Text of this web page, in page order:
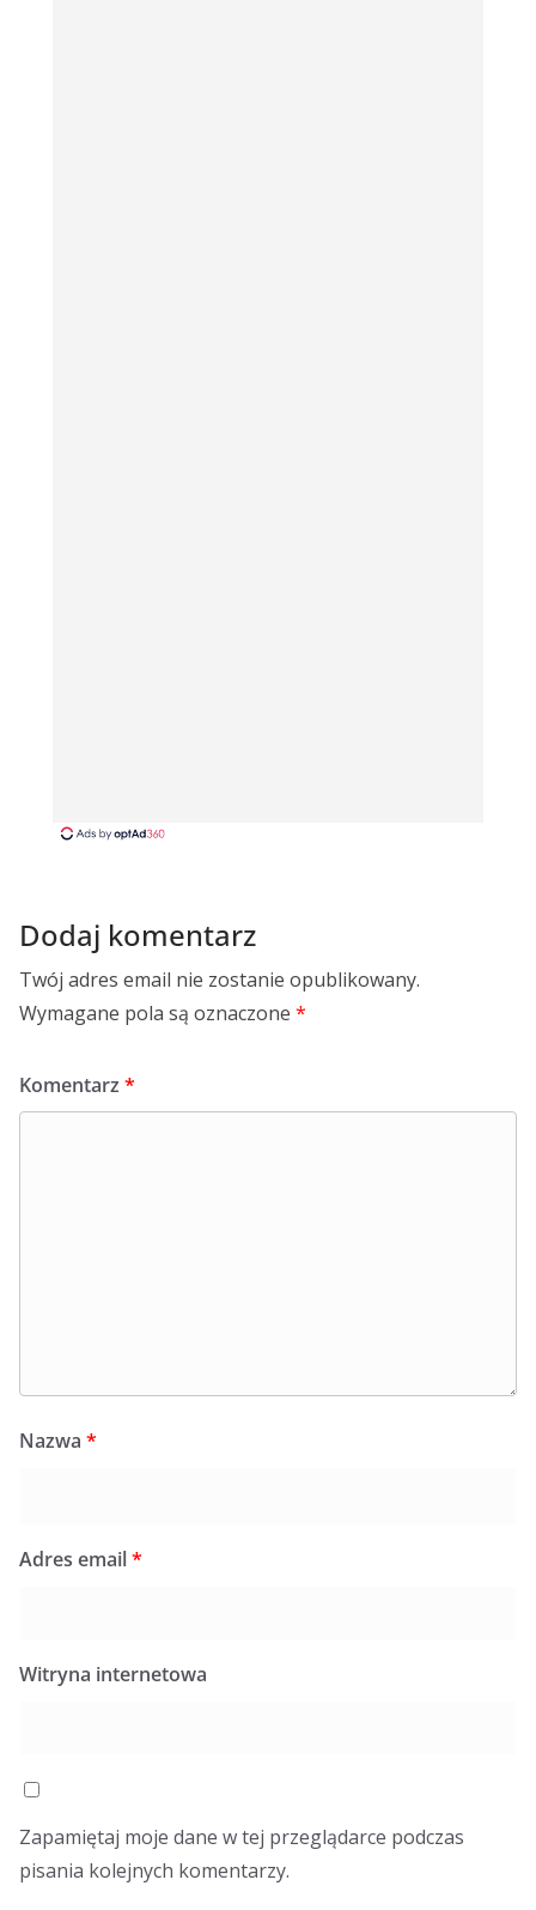
Dodaj komentarz
Twój adres email nie zostanie opublikowany.
Wymagane pola są oznaczone *
Komentarz *
Nazwa *
Adres email*
Witryna internetowa
Zapamiętaj moje dane w tej przeglądarce podczas
pisania kolejnych komentarzy.